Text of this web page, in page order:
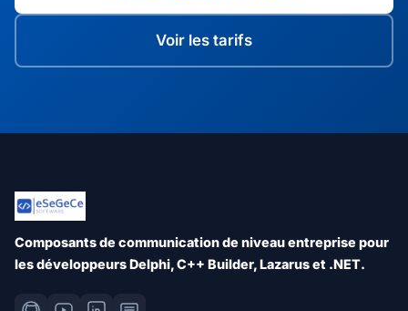
Voir les tarifs
Composants de communication de niveau entreprise pour
les développeurs Delphi, C++ Builder, Lazarus et .NET.